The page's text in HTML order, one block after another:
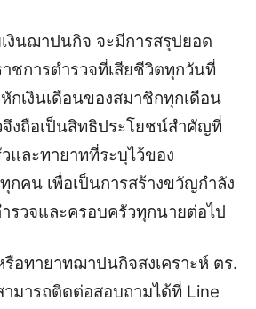
งินฌาปนกิจ จะมีการสรุปยอด
ชการตำรวจที่เสียชีวิตทุกวันที่
กเงินเดือนของสมาชิกทุกเดือน
จึงถือเป็นสิทธิประโยชน์สำคัญที่
และทายาทที่ระบุไว้ของ
กคน เพื่อเป็นการสร้างขวัญกำลัง
รวจและครอบครัวทุกนายต่อไป
อทายาทฌาปนกิจสงเคราะห์ ตร.
มารถติดต่อสอบถามได้ที่ Line